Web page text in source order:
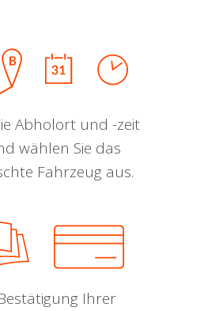
Abholort und -zeit
wählen Sie das
Fahrzeug aus.
Ihrer